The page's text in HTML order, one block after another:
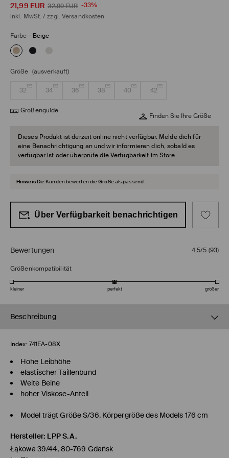
21,99 EUR 32,99EUR -33%
inkl. MwSt. / zzgl. Versandkosten
Farbe - Beige
Größe (ausverkauft)
32 34 36 38 40 42
Größenguide
Finden Sie Ihre Größe
Dieses Produkt ist derzeit online nicht verfügbar. Melde dich für
eine Benachrichtigung an und wir informieren dich, sobald es
verfügbar ist oder überprüfe die Verfügbarkeit im Store.
Hinweis Die Kunden bewerten die Größe als passend.
Über Verfügbarkeit benachrichtigen
Bewertungen 4,5/5 (93)
Größenkompatibilität
kleiner perfekt größer
Beschreibung
Index: 741EA-08X
Hohe Leibhöhe
elastischer Taillenbund
Weite Beine
hoher Viskose-Anteil
Model trägt Größe S/36. Körpergröße des Models 176 cm
Hersteller: LPP S.A.
Łąkowa 39/44, 80-769 Gdańsk